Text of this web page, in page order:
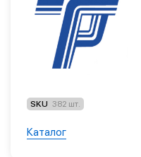
SKU 382 шт.
Каталог